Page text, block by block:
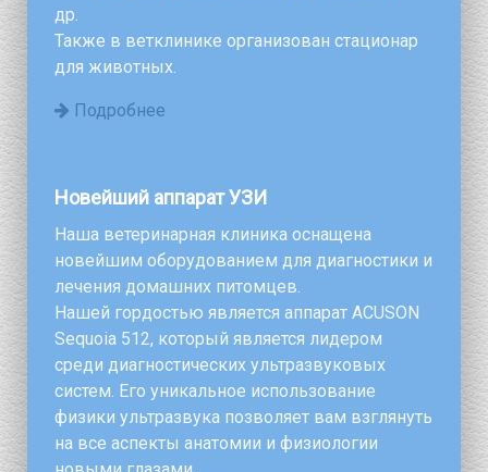
др.
Также в ветклинике организован стационар
для животных.
Подробнее
Новейший аппарат УЗИ
Наша ветеринарная клиника оснащена
новейшим оборудованием для диагностики и
лечения домашних питомцев.
Нашей гордостью является аппарат ACUSON
Sequoia 512, который является лидером
среди диагностических ультразвуковых
систем. Его уникальное использование
физики ультразвука позволяет вам взглянуть
на все аспекты анатомии и физиологии